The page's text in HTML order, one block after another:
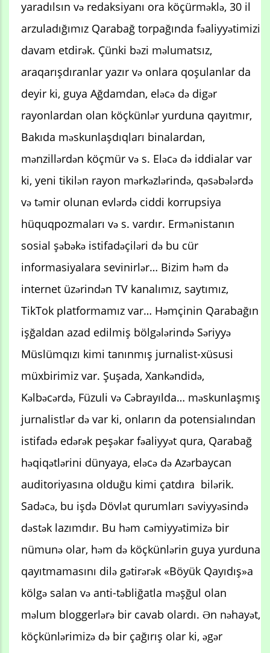
yaradılsın və redaksiyanı ora köçürməklə, 30 il
arzuladığımız Qarabağ torpağında fəaliyyətimizi
davam etdirək. Çünki bəzi məlumatsız,
araqarışdıranlar yazır və onlara qoşulanlar da
deyir ki, guya Ağdamdan, eləcə də digər
rayonlardan olan köçkünlər yurduna qayıtmır,
Bakıda məskunlaşdıqları binalardan,
mənzillərdən köçmür və s. Eləcə də iddialar var
ki, yeni tikilən rayon mərkəzlərində, qəsəbələrdə
və təmir olunan evlərdə ciddi korrupsiya
hüquqpozmaları və s. vardır. Ermənistanın
sosial şəbəkə istifadəçiləri də bu cür
informasiyalara sevinirlər… Bizim həm də
internet üzərindən TV kanalımız, saytımız,
TikTok platformamız var… Həmçinin Qarabağın
işğaldan azad edilmiş bölgələrində Səriyyə
Müslümqızı kimi tanınmış jurnalist-xüsusi
müxbirimiz var. Şuşada, Xankəndidə,
Kəlbəcərdə, Füzuli və Cəbrayılda… məskunlaşmış
jurnalistlər də var ki, onların da potensialından
istifadə edərək peşəkar fəaliyyət qura, Qarabağ
həqiqətlərini dünyaya, eləcə də Azərbaycan
auditoriyasına olduğu kimi çatdıra bilərik.
Sadəcə, bu işdə Dövlət qurumları səviyyəsində
dəstək lazımdır. Bu həm cəmiyyətimizə bir
nümunə olar, həm də köçkünlərin guya yurduna
qayıtmamasını dilə gətirərək «Böyük Qayıdış»a
kölgə salan və anti-təbliğatla məşğul olan
məlum bloggerlərə bir cavab olardı. Ən nəhayət,
köçkünlərimizə də bir çağırış olar ki, əgər